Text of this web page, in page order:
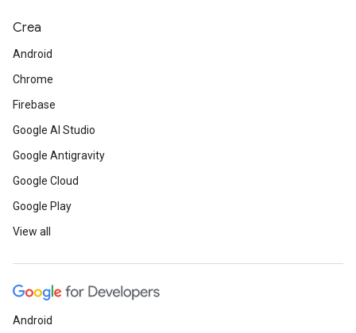
Crea
Android
Chrome
Firebase
Google AI Studio
Google Antigravity
Google Cloud
Google Play
View all
Android